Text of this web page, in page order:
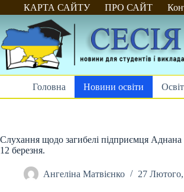
Перейти
до
КАРТА САЙТУ ПРО САЙТ
Головна Новини освіти
Слухання щодо загибелі підприємця Аднана
12 березня.
Ангеліна Матвієнко 27